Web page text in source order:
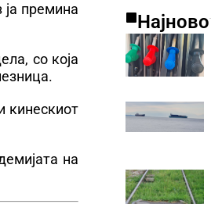
премина
со која
кинескиот
на
Најново